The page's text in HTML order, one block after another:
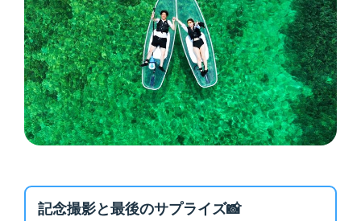
記念撮影と最後のサプライズ📸